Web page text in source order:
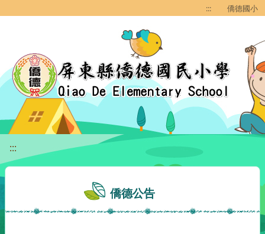
::: 僑德國小
:::
僑德公告